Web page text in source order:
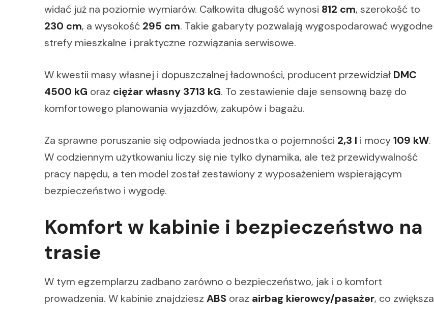
widać już na poziomie wymiarów. Całkowita długość wynosi 812 cm, szerokość to
230 cm, a wysokość 295 cm. Takie gabaryty pozwalają wygospodarować wygodne
strefy mieszkalne i praktyczne rozwiązania serwisowe.
W kwestii masy własnej i dopuszczalnej ładowności, producent przewidział DMC
4500 kG oraz ciężar własny 3713 kG. To zestawienie daje sensowną bazę do
komfortowego planowania wyjazdów, zakupów i bagażu.
Za sprawne poruszanie się odpowiada jednostka o pojemności 2,3 l i mocy109 kW.
W codziennym użytkowaniu liczy się nie tylko dynamika, ale też przewidywalność
pracy napędu, a ten model został zestawiony z wyposażeniem wspierającym
bezpieczeństwo i wygodę.
Komfort w kabinie i bezpieczeństwo na
trasie
W tym egzemplarzu zadbano zarówno o bezpieczeństwo, jak i o komfort
prowadzenia. W kabinie znajdziesz ABS oraz airbag kierowcy/pasażer, co zwiększa